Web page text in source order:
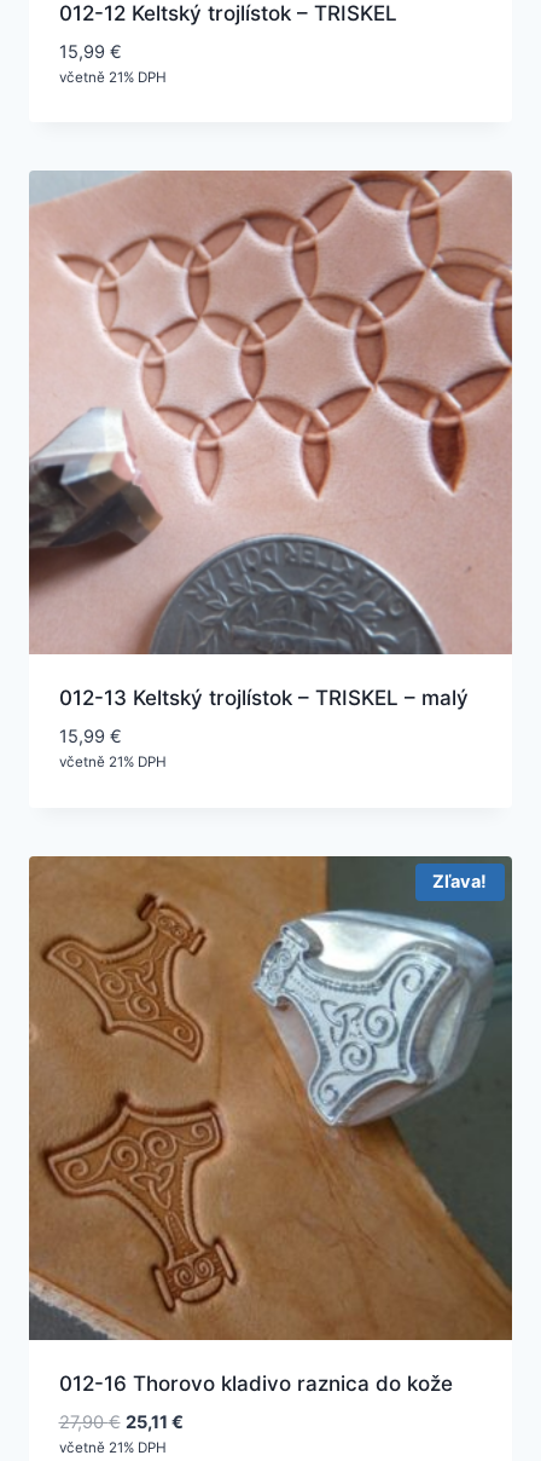
012-12 Keltský trojlístok – TRISKEL
15,99 €
včetně 21% DPH
012-13 Keltský trojlístok – TRISKEL – malý
15,99 €
včetně 21% DPH
Zľava!
012-16 Thorovo kladivo raznica do kože
27,90€ Pôvodná
cena
25,11 €Aktuálna
včetně 21% DPH